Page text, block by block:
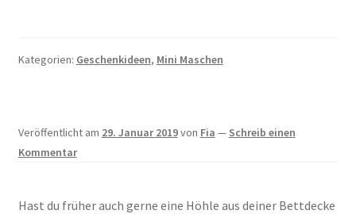
Kategorien: Geschenkideen, Mini Maschen
Veröffentlicht am 29. Januar 2019von Fia — Schreib einen
Kommentar
Hast du früher auch gerne eine Höhle aus deiner Bettdecke